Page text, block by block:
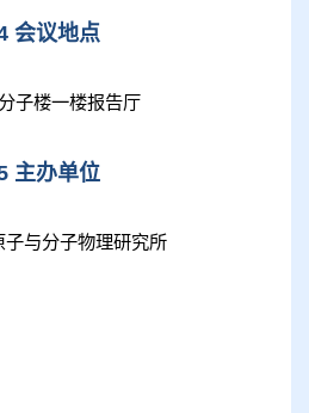
会议地点
子楼一楼报告厅
主办单位
子与分子物理研究所